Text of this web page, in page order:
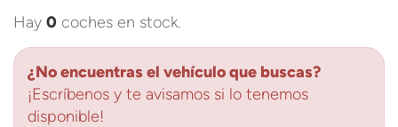
Hay 0 coches en stock.
¿No encuentras el vehículo que buscas?
¡Escríbenos y te avisamos si lo tenemos
disponible!